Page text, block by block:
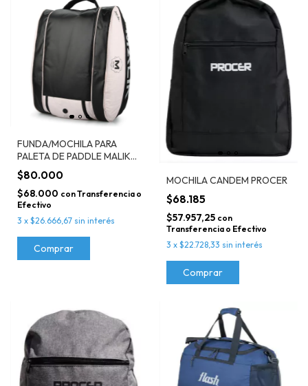
FUNDA/MOCHILA PARA
PALETA DE PADDLE MALIK
ARROW ROSA
$80.000
$68.000 conTransferencia o
Efectivo
3 x $26.666,67 sin interés
Comprar
MOCHILA CANDEM PROCER
$68.185
$57.957,25 con
Transferencia o Efectivo
3 x $22.728,33 sin interés
Comprar